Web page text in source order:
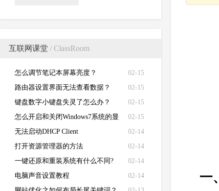
互联网课堂 / ClassRoom
02-15
怎么调节笔记本屏幕亮度？
02-15
路由器设置界面无法查看数据？
02-15
键盘数字小键盘失灵了怎么办？
02-15
怎么开启和关闭Windows7系统的显
卡硬件加速功能
02-14
无法启动DHCP Client
02-14
打开资源管理器的方法
02-14
一键还原和重装系统有什么不同?
02-14
电脑声音设置教程
一